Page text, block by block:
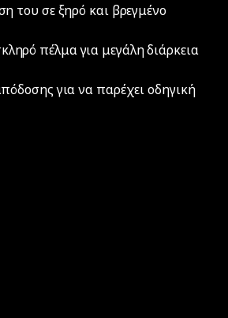
του σε ξηρό και βρεγμένο
πέλμα για μεγάλη διάρκεια
για να παρέχει οδηγική